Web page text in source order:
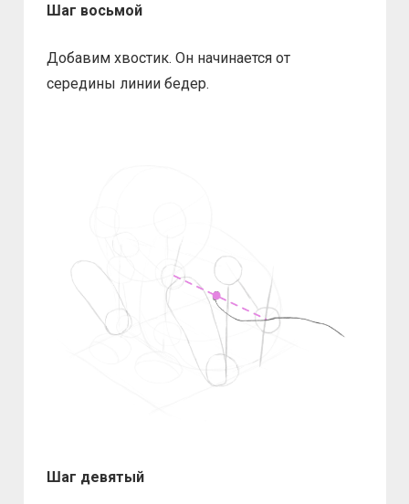
Шаг восьмой
Добавим хвостик. Он начинается от
середины линии бедер.
Шаг девятый